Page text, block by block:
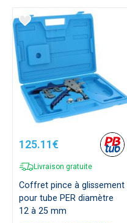
125.11€
Livraison gratuite
Coffret pince à glissement
pour tube PER diamètre
12 à 25 mm